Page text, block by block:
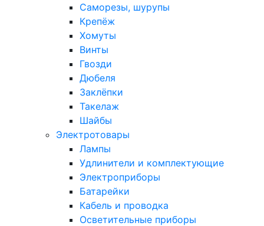
Саморезы, шурупы
Крепёж
Хомуты
Винты
Гвозди
Дюбеля
Заклёпки
Такелаж
Шайбы
Электротовары
Лампы
Удлинители и комплектующие
Электроприборы
Батарейки
Кабель и проводка
Осветительные приборы